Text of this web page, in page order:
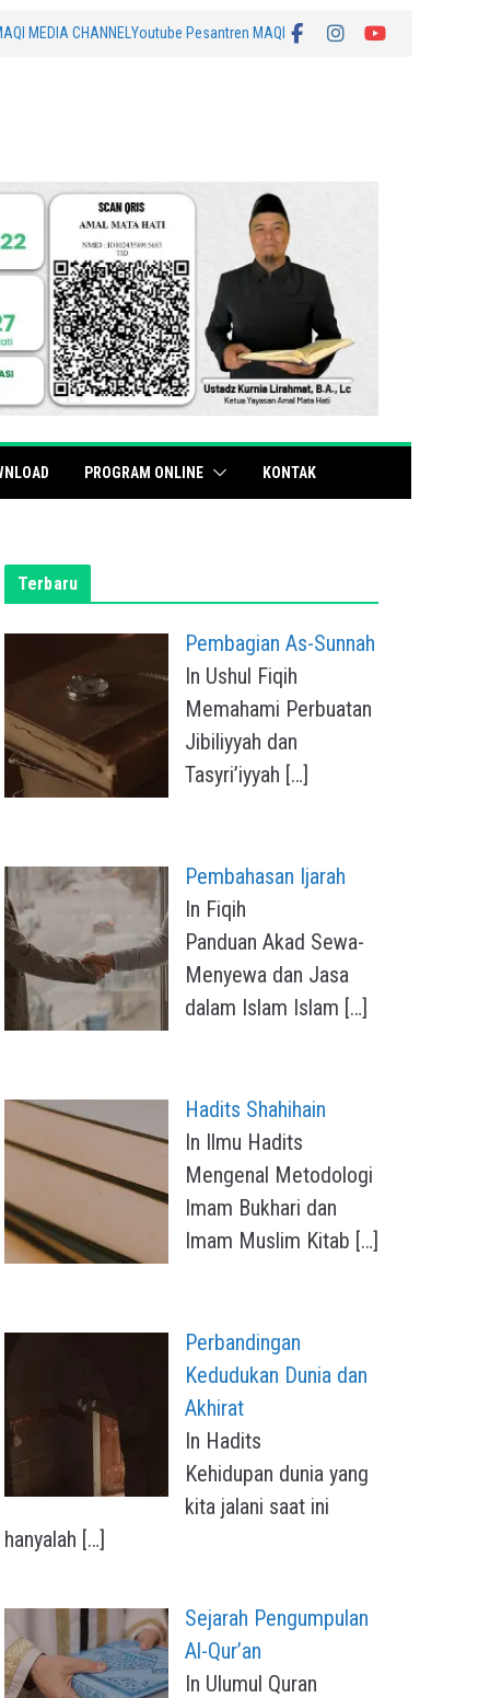
MEDIA CHANNEL Youtube Pesantren MAQI
PROGRAM ONLINE KONTAK
Terbaru
Pembagian As-Sunnah
In Ushul Fiqih
Memahami Perbuatan
Jibiliyyah dan
Tasyri’iyyah […]
Pembahasan Ijarah
In Fiqih
Panduan Akad Sewa-
Menyewa dan Jasa
dalam Islam Islam […]
Hadits Shahihain
In Ilmu Hadits
Mengenal Metodologi
Imam Bukhari dan
Imam Muslim Kitab […]
Perbandingan
Kedudukan Dunia dan
Akhirat
In Hadits
Kehidupan dunia yang
kita jalani saat ini
hanyalah […]
Sejarah Pengumpulan
Al-Qur’an
In Ulumul Quran